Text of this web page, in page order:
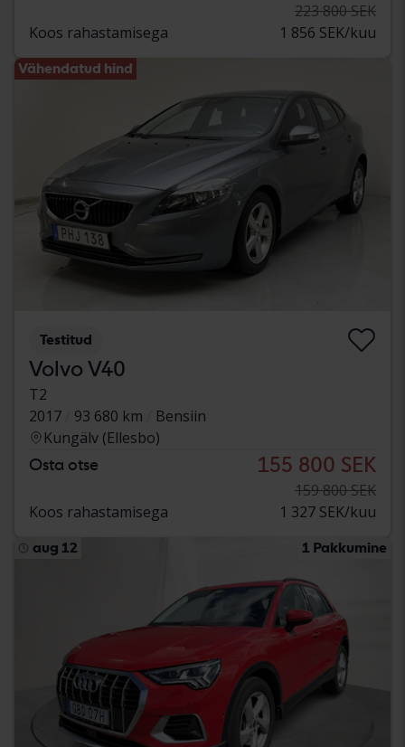
223 800 SEK
Koos rahastamisega
1 856 SEK/kuu
Vähendatud hind
Testitud
Volvo V40
T2
2017
93 680 km
Bensiin
Kungälv (Ellesbo)
Osta otse 155 800 SEK
159 800 SEK
Koos rahastamisega
1 327 SEK/kuu
aug 12 1 Pakkumine